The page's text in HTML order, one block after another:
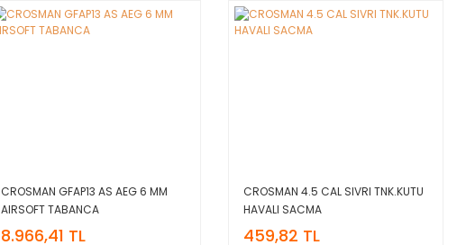
CROSMAN GFAP13 AS AEG 6 MM
AIRSOFT TABANCA
8.966,41 TL
CROSMAN 4.5 CAL SIVRI TNK.KUTU
HAVALI SACMA
459,82 TL